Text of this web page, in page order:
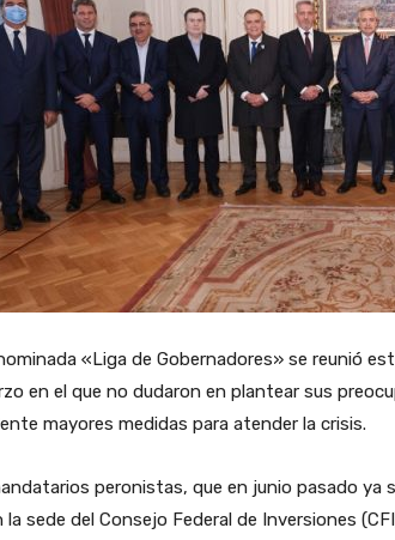
«Liga de Gobernadores» se reunió
en el que no dudaron en plantear sus
mayores medidas para atender la crisis.
peronistas, que en junio pasado ya
la sede del Consejo Federal de Inversiones